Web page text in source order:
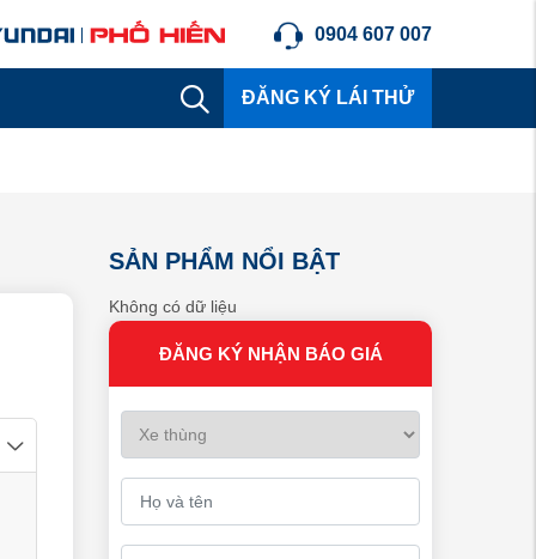
0904 607 007
ĐĂNG KÝ LÁI THỬ
SẢN PHẨM NỔI BẬT
Không có dữ liệu
ĐĂNG KÝ NHẬN BÁO GIÁ